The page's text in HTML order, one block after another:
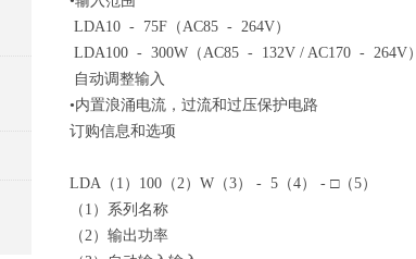
LDA10 - 75F（AC85 - 264V）
LDA100 - 300W（AC85 - 132V / AC170 - 264V）
自动调整输入
•内置浪涌电流，过流和过压保护电路
订购信息和选项
LDA（1）100（2）W（3） - 5（4） - □（5）
（1）系列名称
（2）输出功率